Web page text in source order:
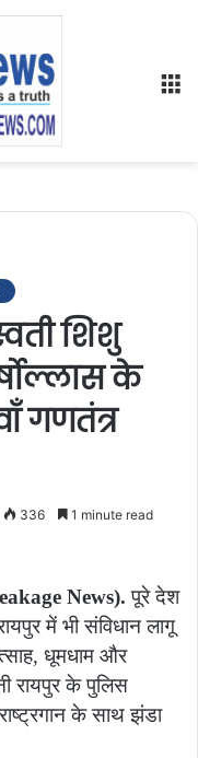
शिशु
के
गणतंत्र
336 1 minute read
News). पूरे देश
में भी संविधान लागू
धूमधाम और
रायपुर के पुलिस
के साथ झंडा